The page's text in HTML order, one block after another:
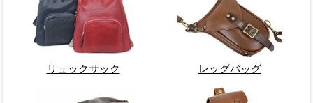
リュックサック レッグバッグ